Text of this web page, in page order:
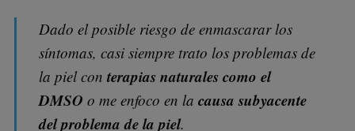
Dado el posible riesgo de enmascarar los
síntomas, casi siempre trato los problemas de
la piel conterapias naturales como el
DMSO o me enfoco en la causa subyacente
del problema de la piel.